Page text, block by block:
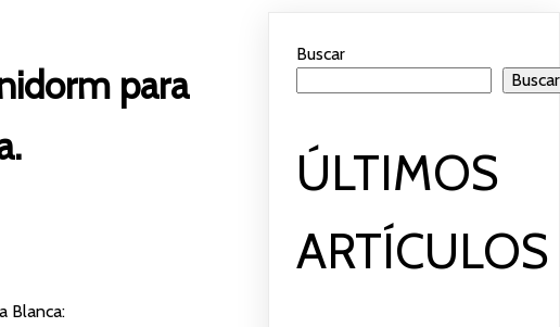
para
Blanca:
Buscar
Buscar
ÚLTIMOS
ARTÍCULOS